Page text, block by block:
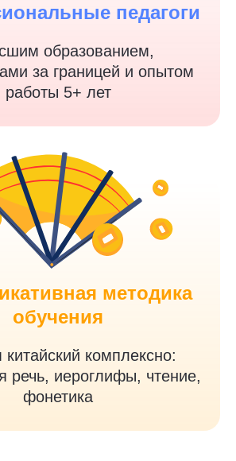
педагоги
образованием,
за границей и опытом
работы 5+ лет
методика
обучения
китайский комплексно:
речь, иероглифы, чтение,
фонетика